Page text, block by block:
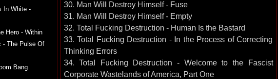
In White -
Hero - Within
- The Pulse Of
Bang
30. Man Will Destroy Himself - Fuse
31. Man Will Destroy Himself - Empty
32. Total Fucking Destruction - Human Is the Bastard
33. Total Fucking Destruction - In the Process of Correcting
Thinking Errors
34. Total Fucking Destruction - Welcome to the Fascist
Corporate Wastelands of America, Part One